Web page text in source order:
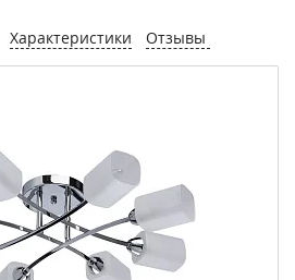
Характеристики Отзывы